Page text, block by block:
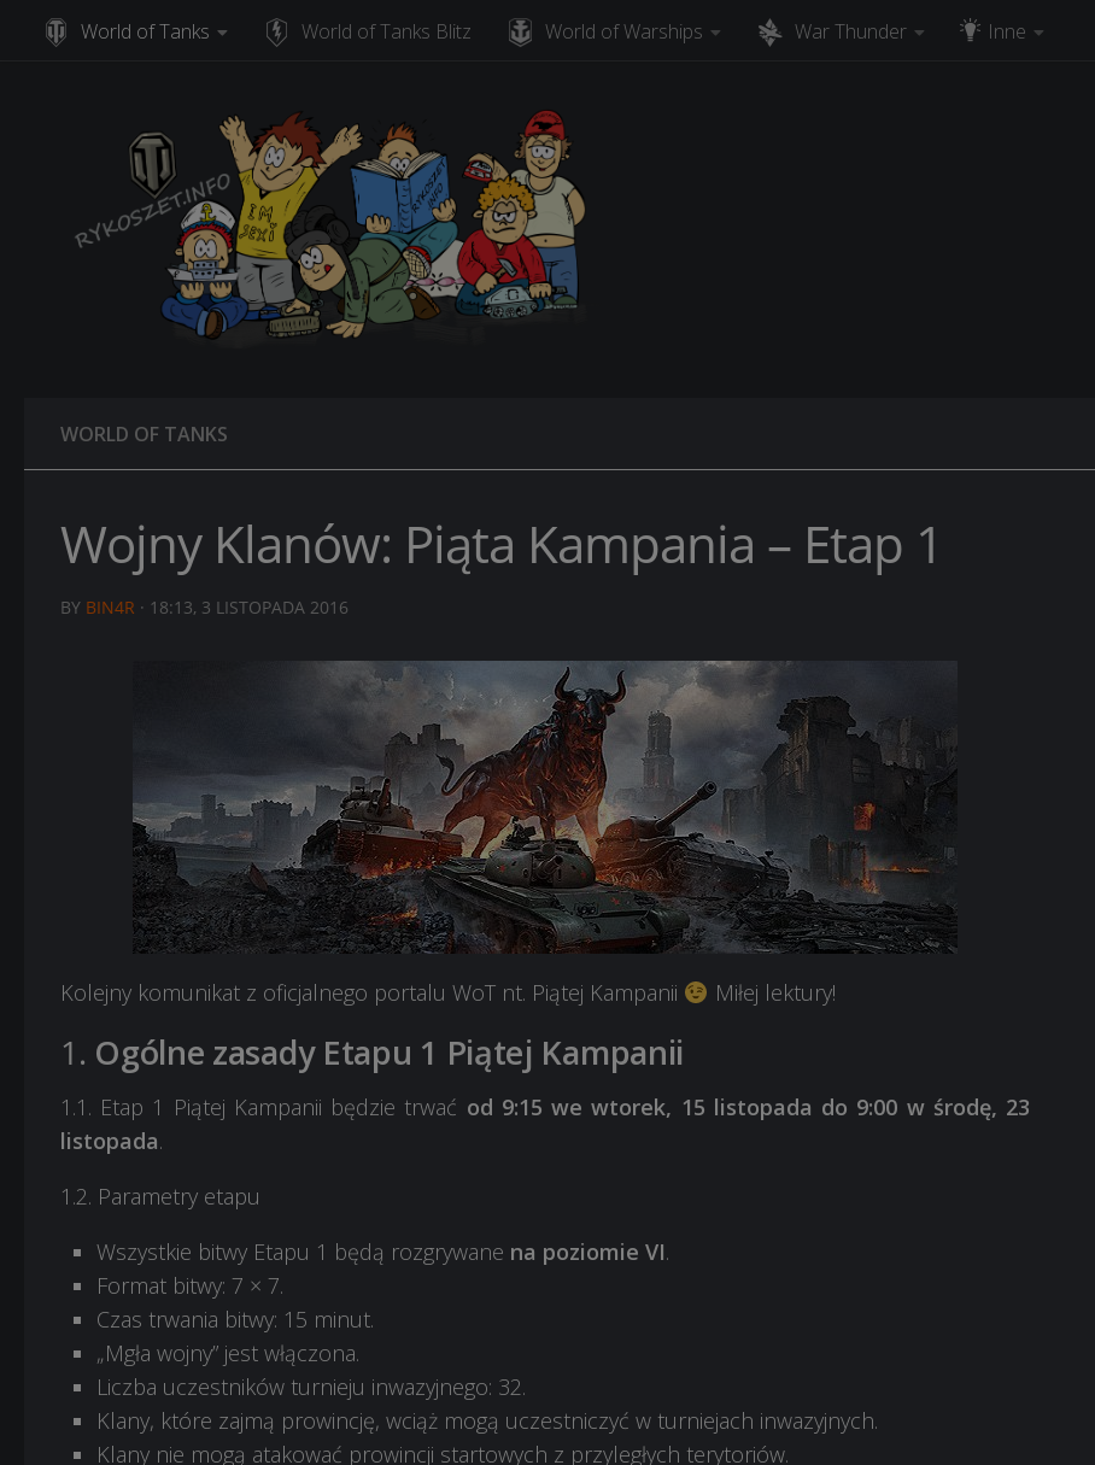
Skip to content
World of Tanks World of Tanks Blitz World of Warships War Thunder Inne
WORLD OF TANKS
Wojny Klanów: Piąta Kampania – Etap 1
BY BIN4R · 18:13, 3 LISTOPADA 2016
Kolejny komunikat z oficjalnego portalu WoT nt. Piątej Kampanii Miłej lektury!
1. Ogólne zasady Etapu 1 Piątej Kampanii
1.1. Etap 1 Piątej Kampanii będzie trwać od 9:15 we wtorek, 15 listopada do 9:00 w środę, 23
listopada.
1.2. Parametry etapu
Wszystkie bitwy Etapu 1 będą rozgrywane na poziomie VI.
Format bitwy: 7 × 7.
Czas trwania bitwy: 15 minut.
„Mgła wojny” jest włączona.
Liczba uczestników turnieju inwazyjnego: 32.
Klany, które zajmą prowincję, wciąż mogą uczestniczyć w turniejach inwazyjnych.
Klany nie mogą atakować prowincji startowych z przyległych terytoriów.